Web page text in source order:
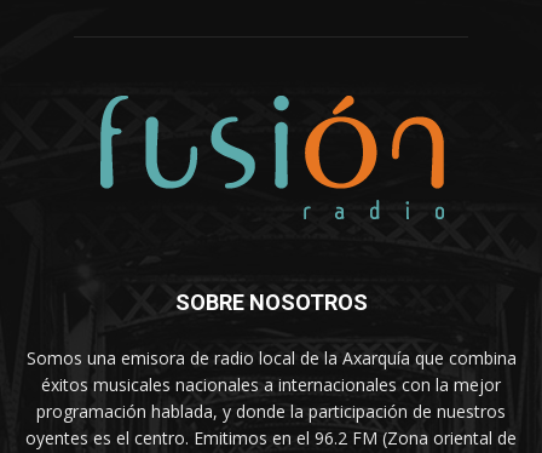
SOBRE NOSOTROS
Somos una emisora de radio local de la Axarquía que combina
éxitos musicales nacionales a internacionales con la mejor
programación hablada, y donde la participación de nuestros
oyentes es el centro. Emitimos en el 96.2 FM (Zona oriental de